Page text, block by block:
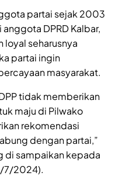
partai sejak 2003
DPRD Kalbar,
loyal seharusnya
partai ingin
masyarakat.
tidak memberikan
maju di Pilwako
rekomendasi
dengan partai,”
di sampaikan kepada
7/2024).